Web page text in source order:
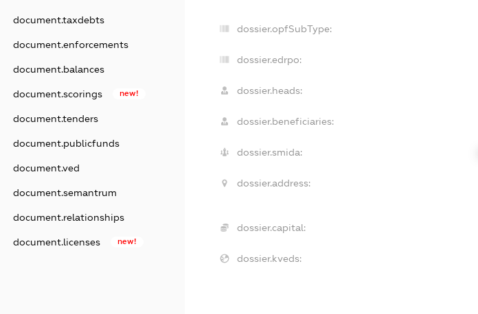
document.taxdebts
document.enforcements
document.balances
document.scorings new!
document.tenders
document.publicfunds
document.ved
document.semantrum
document.relationships
document.licenses new!
dossier.opfSubType:
dossier.edrpo:
dossier.heads:
dossier.beneficiaries:
dossier.smida:
dossier.address:
dossier.capital:
dossier.kveds: